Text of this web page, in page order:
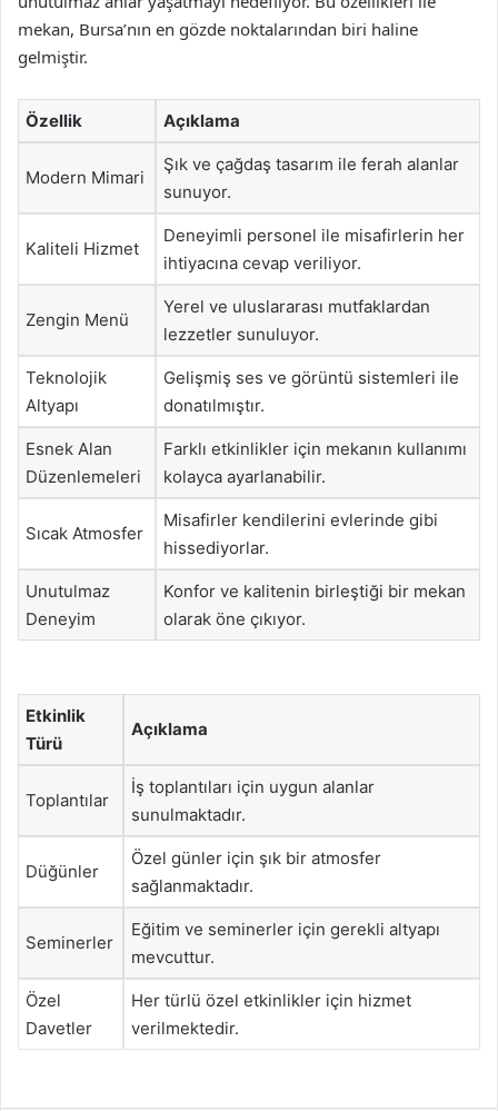
mekan, Bursa’nın en gözde noktalarından biri haline
gelmiştir.
Özellik Açıklama
Modern Mimari
Şık ve çağdaş tasarım ile ferah alanlar
sunuyor.
Kaliteli Hizmet
Deneyimli personel ile misafirlerin her
ihtiyacına cevap veriliyor.
Zengin Menü
Yerel ve uluslararası mutfaklardan
lezzetler sunuluyor.
Teknolojik
Altyapı
Gelişmiş ses ve görüntü sistemleri ile
donatılmıştır.
Esnek Alan
Düzenlemeleri
Farklı etkinlikler için mekanın kullanımı
kolayca ayarlanabilir.
Sıcak Atmosfer
Misafirler kendilerini evlerinde gibi
hissediyorlar.
Unutulmaz
Deneyim
Konfor ve kalitenin birleştiği bir mekan
olarak öne çıkıyor.
Etkinlik
Türü
Açıklama
Toplantılar
İş toplantıları için uygun alanlar
sunulmaktadır.
Düğünler
Özel günler için şık bir atmosfer
sağlanmaktadır.
Seminerler
Eğitim ve seminerler için gerekli altyapı
mevcuttur.
Özel
Davetler
Her türlü özel etkinlikler için hizmet
verilmektedir.